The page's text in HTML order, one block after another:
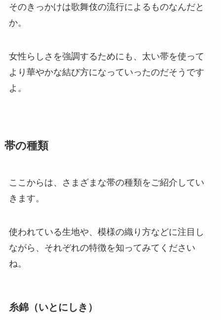
そのきっかけは歌舞伎の流行によるものなんだと
か。
女性らしさを強調するためにも、太い帯を使って
より華やかな結び方になっていったのだそうです
よ。
帯の種類
ここからは、さまざまな帯の種類をご紹介してい
きます。
使われている生地や、模様の織り方などに注目し
ながら、それぞれの特徴を知ってみてください
ね。
糸錦（いとにしき）